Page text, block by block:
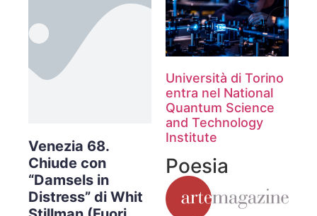
Venezia 68.
Chiude con
“Damsels in
Distress” di Whit
Università di Torino
entra nel National
Quantum Science
and Technology
Institute
Poesia